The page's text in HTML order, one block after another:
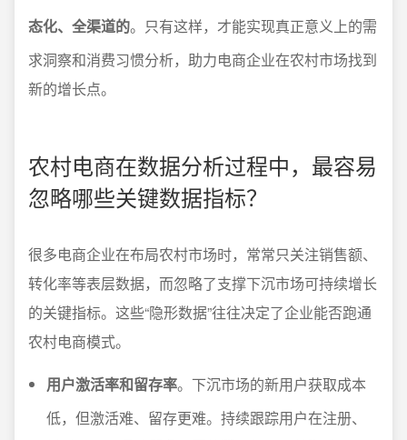
态化、全渠道的。只有这样，才能实现真正意义上的需
求洞察和消费习惯分析，助力电商企业在农村市场找到
新的增长点。
农村电商在数据分析过程中，最容易
忽略哪些关键数据指标？
很多电商企业在布局农村市场时，常常只关注销售额、
转化率等表层数据，而忽略了支撑下沉市场可持续增长
的关键指标。这些“隐形数据”往往决定了企业能否跑通
农村电商模式。
用户激活率和留存率。下沉市场的新用户获取成本
低，但激活难、留存更难。持续跟踪用户在注册、